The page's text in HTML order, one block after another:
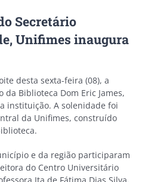
Secretário
Unifimes inaugura
desta sexta-feira (08), a
Biblioteca Dom Eric James,
instituição. A solenidade foi
da Unifimes, construído
e da região participaram
do Centro Universitário